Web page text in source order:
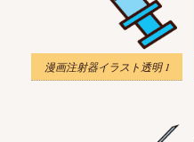
漫画注射器イラスト透明 1